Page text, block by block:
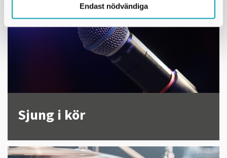
Endast nödvändiga
Sjung i kör